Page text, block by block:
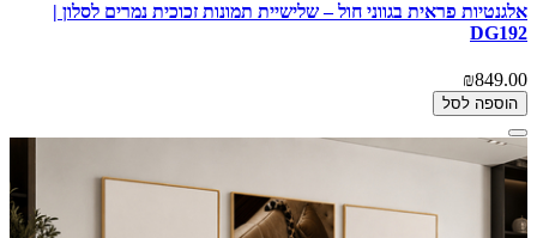
אלגנטיות פראית בגווני חול – שלישיית תמונות זכוכית נמרים לסלון |
DG192
₪849.00
הוספה לסל